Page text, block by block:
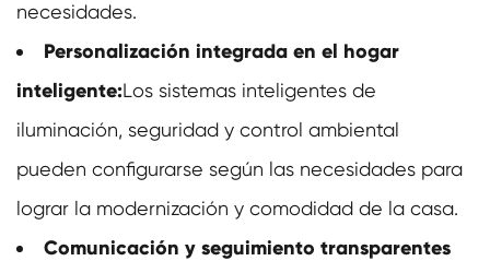
necesidades.
Personalización integrada en el hogar
inteligente:Los sistemas inteligentes de
iluminación, seguridad y control ambiental
pueden configurarse según las necesidades para
lograr la modernización y comodidad de la casa.
Comunicación y seguimiento transparentes